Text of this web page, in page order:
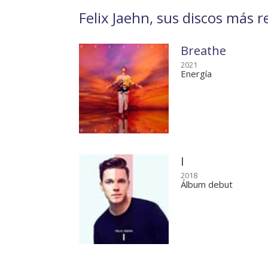
Felix Jaehn, sus discos más
Breathe
2021
Energía
I
2018
Álbum debut